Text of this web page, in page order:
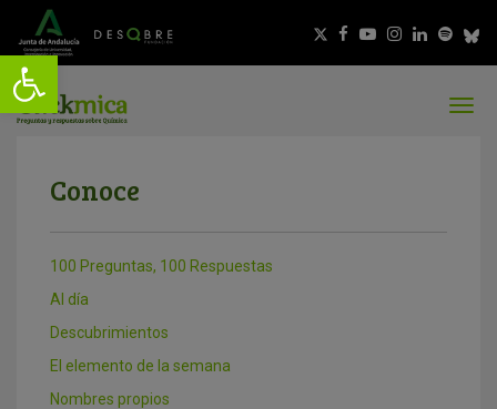
Conoce
100 Preguntas, 100 Respuestas
Al día
Descubrimientos
El elemento de la semana
Nombres propios